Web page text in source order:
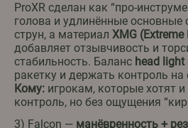
ProXR сделан как “про-
голова и удлинённые основные
струн, а материал XMG
добавляет отзывчивость и
стабильность. Баланс head light
ракетку и держать контроль на
Кому: игрокам, которые хотят
контроль, но без ощущения
3) Falcon — манёвренность +